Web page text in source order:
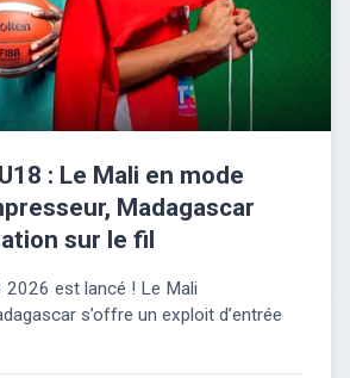
: Le Mali en mode
Madagascar
sur le fil
2026 est lancé ! Le Mali
s’offre un exploit d’entrée